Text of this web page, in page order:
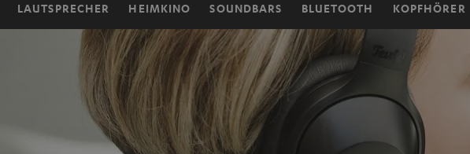
LAUTSPRECHER HEIMKINO SOUNDBARS BLUETOOTH KOPFHÖRER
Startseite